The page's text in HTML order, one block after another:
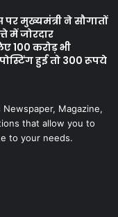
पर मुख्यमंत्री ने सौगातों
में जोरदार
100 करोड़ भी
हुई तो 300 रूपये
Newspaper, Magazine,
that allow you to
to your needs.